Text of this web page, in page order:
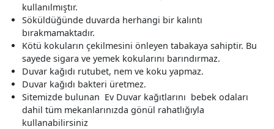
kullanılmıştır.
Söküldüğünde duvarda herhangi bir kalıntı
bırakmamaktadır.
Kötü kokuların çekilmesini önleyen tabakaya sahiptir. Bu
sayede sigara ve yemek kokularını barındırmaz.
Duvar kağıdı rutubet, nem ve koku yapmaz.
Duvar kağıdı bakteri üretmez.
Sitemizde bulunan Ev Duvar kağıtlarını bebek odaları
dahil tüm mekanlarınızda gönül rahatlığıyla
kullanabilirsiniz